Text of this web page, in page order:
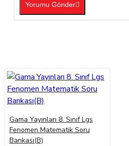
Yorumu Gönder
Gama Yayınları 8. Sınıf Lgs
Fenomen Matematik Soru
Bankası(B)